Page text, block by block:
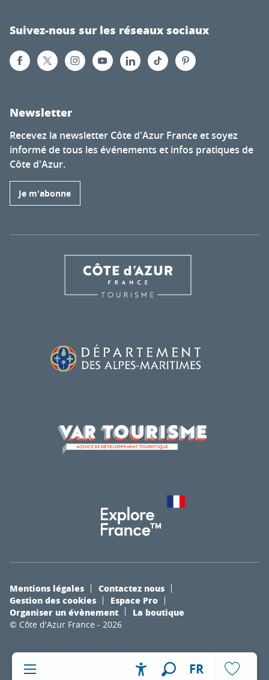
FR
Suivez-nous sur les réseaux sociaux
Newsletter
Recevez la newsletter Côte d'Azur France et soyez
informé de tous les événements et infos pratiques de
Côte d'Azur.
Je m'abonne
© Côte d'Azur France - 2026
Mentions légales
Contactez nous
Gestion des cookies
Espace Pro
Organiser un évènement
La boutique